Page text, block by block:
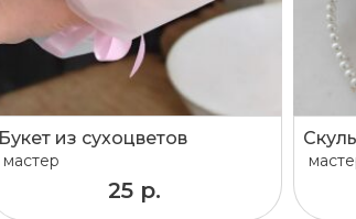
Букет из сухоцветов
мастер
25 р.